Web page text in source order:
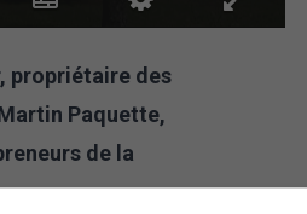
propriétaire des
Paquette,
de la